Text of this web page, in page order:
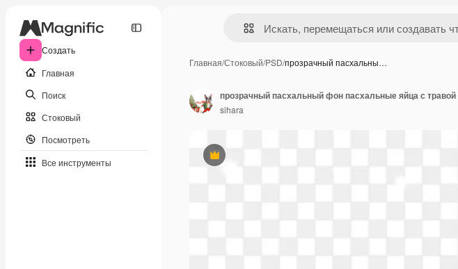
Создать
Главная
Поиск
Стоковый
Посмотреть
Все инструменты
Главная/Стоковый/PSD/прозрачный пасхальны…
Премиум
sihara